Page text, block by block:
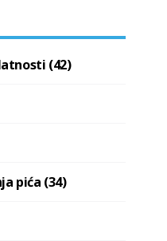
(42)
pića (34)